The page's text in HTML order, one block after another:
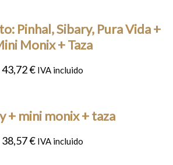
Pinhal, Sibary, Pura Vida +
Monix + Taza
43,72€ IVA incluido
+ mini monix + taza
38,57€ IVA incluido